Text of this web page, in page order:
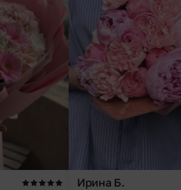
Ирина Б.